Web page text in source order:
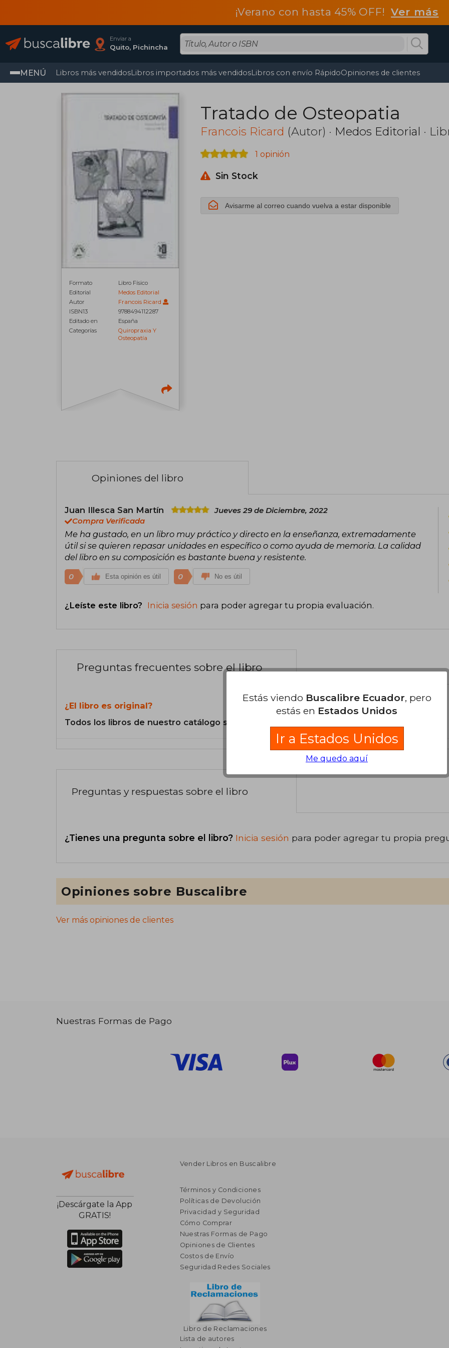
¡Verano con hasta 45% OFF!Ver más
Enviar a
Quito, Pichincha
MENÚ Libros más vendidosLibros importados más vendidosLibros con envío RápidoOpiniones de clientes
Formato
Libro Físico
Editorial
Medos Editorial
Autor
Francois Ricard
ISBN13
9788494112287
Editado en
España
Categorías
Quiropraxia Y
Osteopatía
Tratado de Osteopatia
Francois Ricard (Autor) · Medos Editorial ·
1 opinión
Sin Stock
Avisarme al correo cuando vuelva a estar disponible
Opiniones del libro
Juan Illesca San Martín
Jueves 29 de Diciembre, 2022
Compra Verificada
Me ha gustado, en un libro muy práctico y directo en la enseñanza, extremadamente
útil si se quieren repasar unidades en específico o como ayuda de memoria. La calidad
del libro en su composición es bastante buena y resistente.
0 Esta opinión es útil 0 No es útil
¿Leíste este libro? Inicia sesión para poder agregar tu propia evaluación.
Preguntas frecuentes sobre el libro
¿El libro es original?
Todos los libros de nuestro catálogo son Originales.
Preguntas y respuestas sobre el libro
¿Tienes una pregunta sobre el libro? Inicia sesión para poder agregar tu propia
Opiniones sobre Buscalibre
Ver más opiniones de clientes
Nuestras Formas de Pago
¡Descárgate la App
GRATIS!
Vender Libros en Buscalibre
Términos y Condiciones
Políticas de Devolución
Privacidad y Seguridad
Cómo Comprar
Nuestras Formas de Pago
Opiniones de Clientes
Costos de Envío
Seguridad Redes Sociales
Libro de Reclamaciones
Lista de autores
Estás viendo Buscalibre Ecuador, pero
estás en Estados Unidos
Ir a Estados Unidos
Me quedo aquí